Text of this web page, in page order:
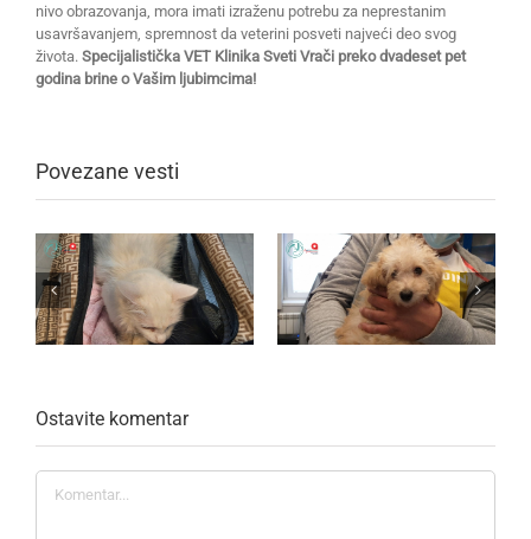
nivo obrazovanja, mora imati izraženu potrebu za neprestanim
usavršavanjem, spremnost da veterini posveti najveći deo svog
života. Specijalistička VET Klinika Sveti Vrači preko dvadeset pet
godina brine o Vašim ljubimcima!
Povezane vesti
Ostavite komentar
Komentar